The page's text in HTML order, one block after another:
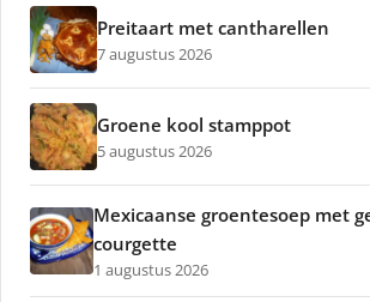
Preitaart met cantharellen
7 augustus 2026
Groene kool stamppot
5 augustus 2026
Mexicaanse groentesoep met
courgette
1 augustus 2026